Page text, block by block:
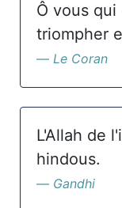
Ô vous
triompher
Le Coran
L'Allah de
hindous.
Gandhi